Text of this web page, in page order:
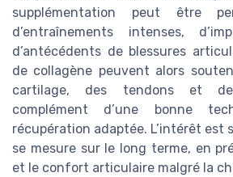
supplémentation peut être
d’entraînements intenses,
d’antécédents de blessures
de collagène peuvent alors
cartilage, des tendons et
complément d’une bonne
récupération adaptée. L’intérêt
se mesure sur le long terme, en
et le confort articulaire malgré la